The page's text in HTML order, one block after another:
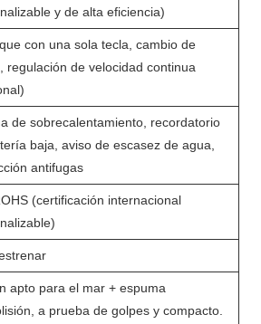
y de alta eficiencia)
con una sola tecla, cambio de
regulación de velocidad continua
de sobrecalentamiento, recordatorio
baja, aviso de escasez de agua,
antifugas
(certificación internacional
apto para el mar + espuma
a prueba de golpes y compacto.